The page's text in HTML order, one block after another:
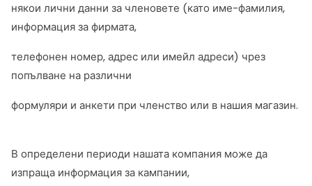
някои лични данни за членовете (като име-фамилия,
информация за фирмата,
телефонен номер, адрес или имейл адреси) чрез
попълване на различни
формуляри и анкети при членство или в нашия магазин.
В определени периоди нашата компания може да
изпраща информация за кампании,